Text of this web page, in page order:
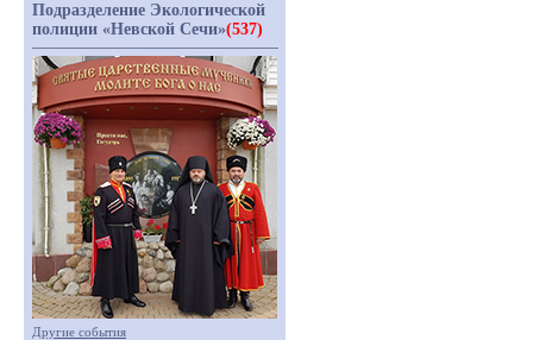
Подразделение Экологической
полиции «Невской Сечи»(537)
Другие события